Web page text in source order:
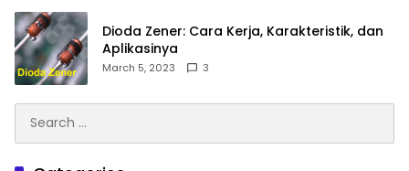
Dioda Zener: Cara Kerja, Karakteristik, dan
Aplikasinya
March 5, 2023 3
for: